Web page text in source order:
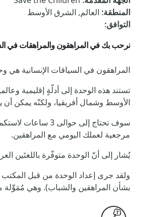
المنطقة: العالم, الشرق الأوسط
التوافق:
نرحب بك في المراهقون والمراهقات في
المراهقون في السياقات الإنسانية هي
تستند هذه الوحدة إلى أدلّةٍ إقليمية
الأوسط وشمال أفريقيا، ولكنّه يمكن
سوف تحتاج إلى
مرجعية لعملك اليومي مع المراهقين.
يُشار إلى أنّ الوحدة متوفّرة باللغتَين
ولقد جرى إعداد الوحدة من قبل
بشأن المراهقين والشباب). وهي مُمَوِّلة